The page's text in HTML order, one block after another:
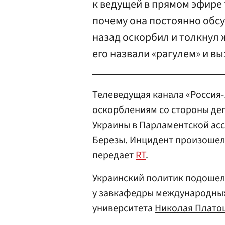
к ведущей в прямом эфире
почему она постоянно
назад оскорбил и толкнул
его назвали «рагулем» и
Телеведущая канала
оскорблениям со стороны
Украины в Парламентской
Березы. Инцидент
передаетRT.
Украинский политик
у завкафедры
университетаНиколая